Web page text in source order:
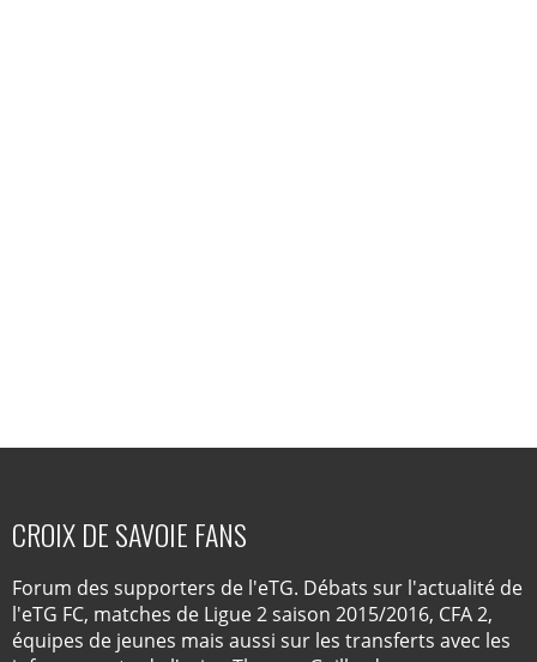
CROIX DE SAVOIE FANS
Forum des supporters de l'eTG. Débats sur l'actualité de
l'eTG FC, matches de Ligue 2 saison 2015/2016, CFA 2,
équipes de jeunes mais aussi sur les transferts avec les